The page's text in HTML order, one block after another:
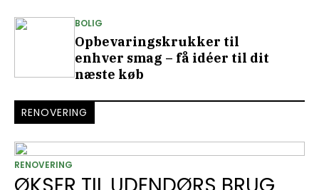
Opbevaringskrukker til
enhver smag – få idéer til dit
næste køb
BOLIG
RENOVERING
RENOVERING